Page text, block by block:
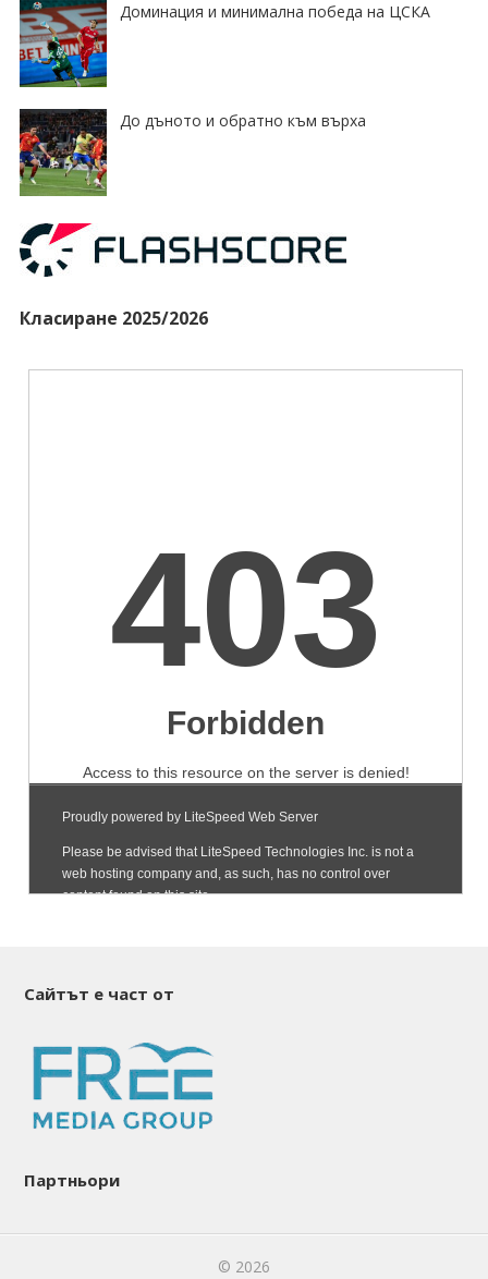
Доминация и минимална победа на ЦСКА
До дъното и обратно към върха
Класиране 2025/2026
Сайтът е част от
Партньори
© 2026